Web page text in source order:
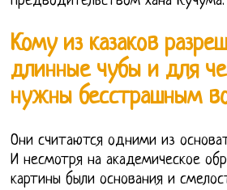
Кому из казаков
длинные чубы и для
нужны бесстрашным
Они считаются одними из
И несмотря на академическое
картины были основания и